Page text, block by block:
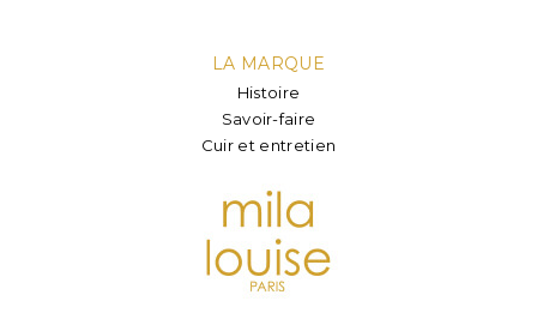
LA MARQUE
Histoire
Savoir-faire
Cuir et entretien